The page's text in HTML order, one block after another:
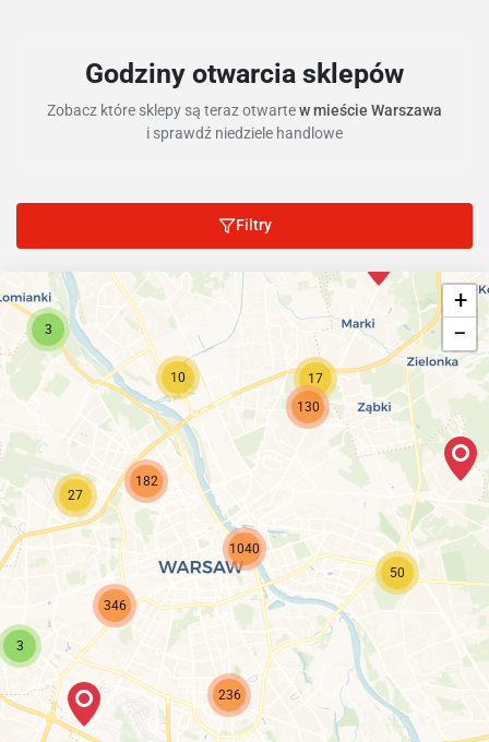
Godziny otwarcia sklepów
Zobacz które sklepy są teraz otwartew mieście Warszawa
i sprawdź niedziele handlowe
Filtry
50
1040
182
130
236
17
346
27
10
3
3
+
−